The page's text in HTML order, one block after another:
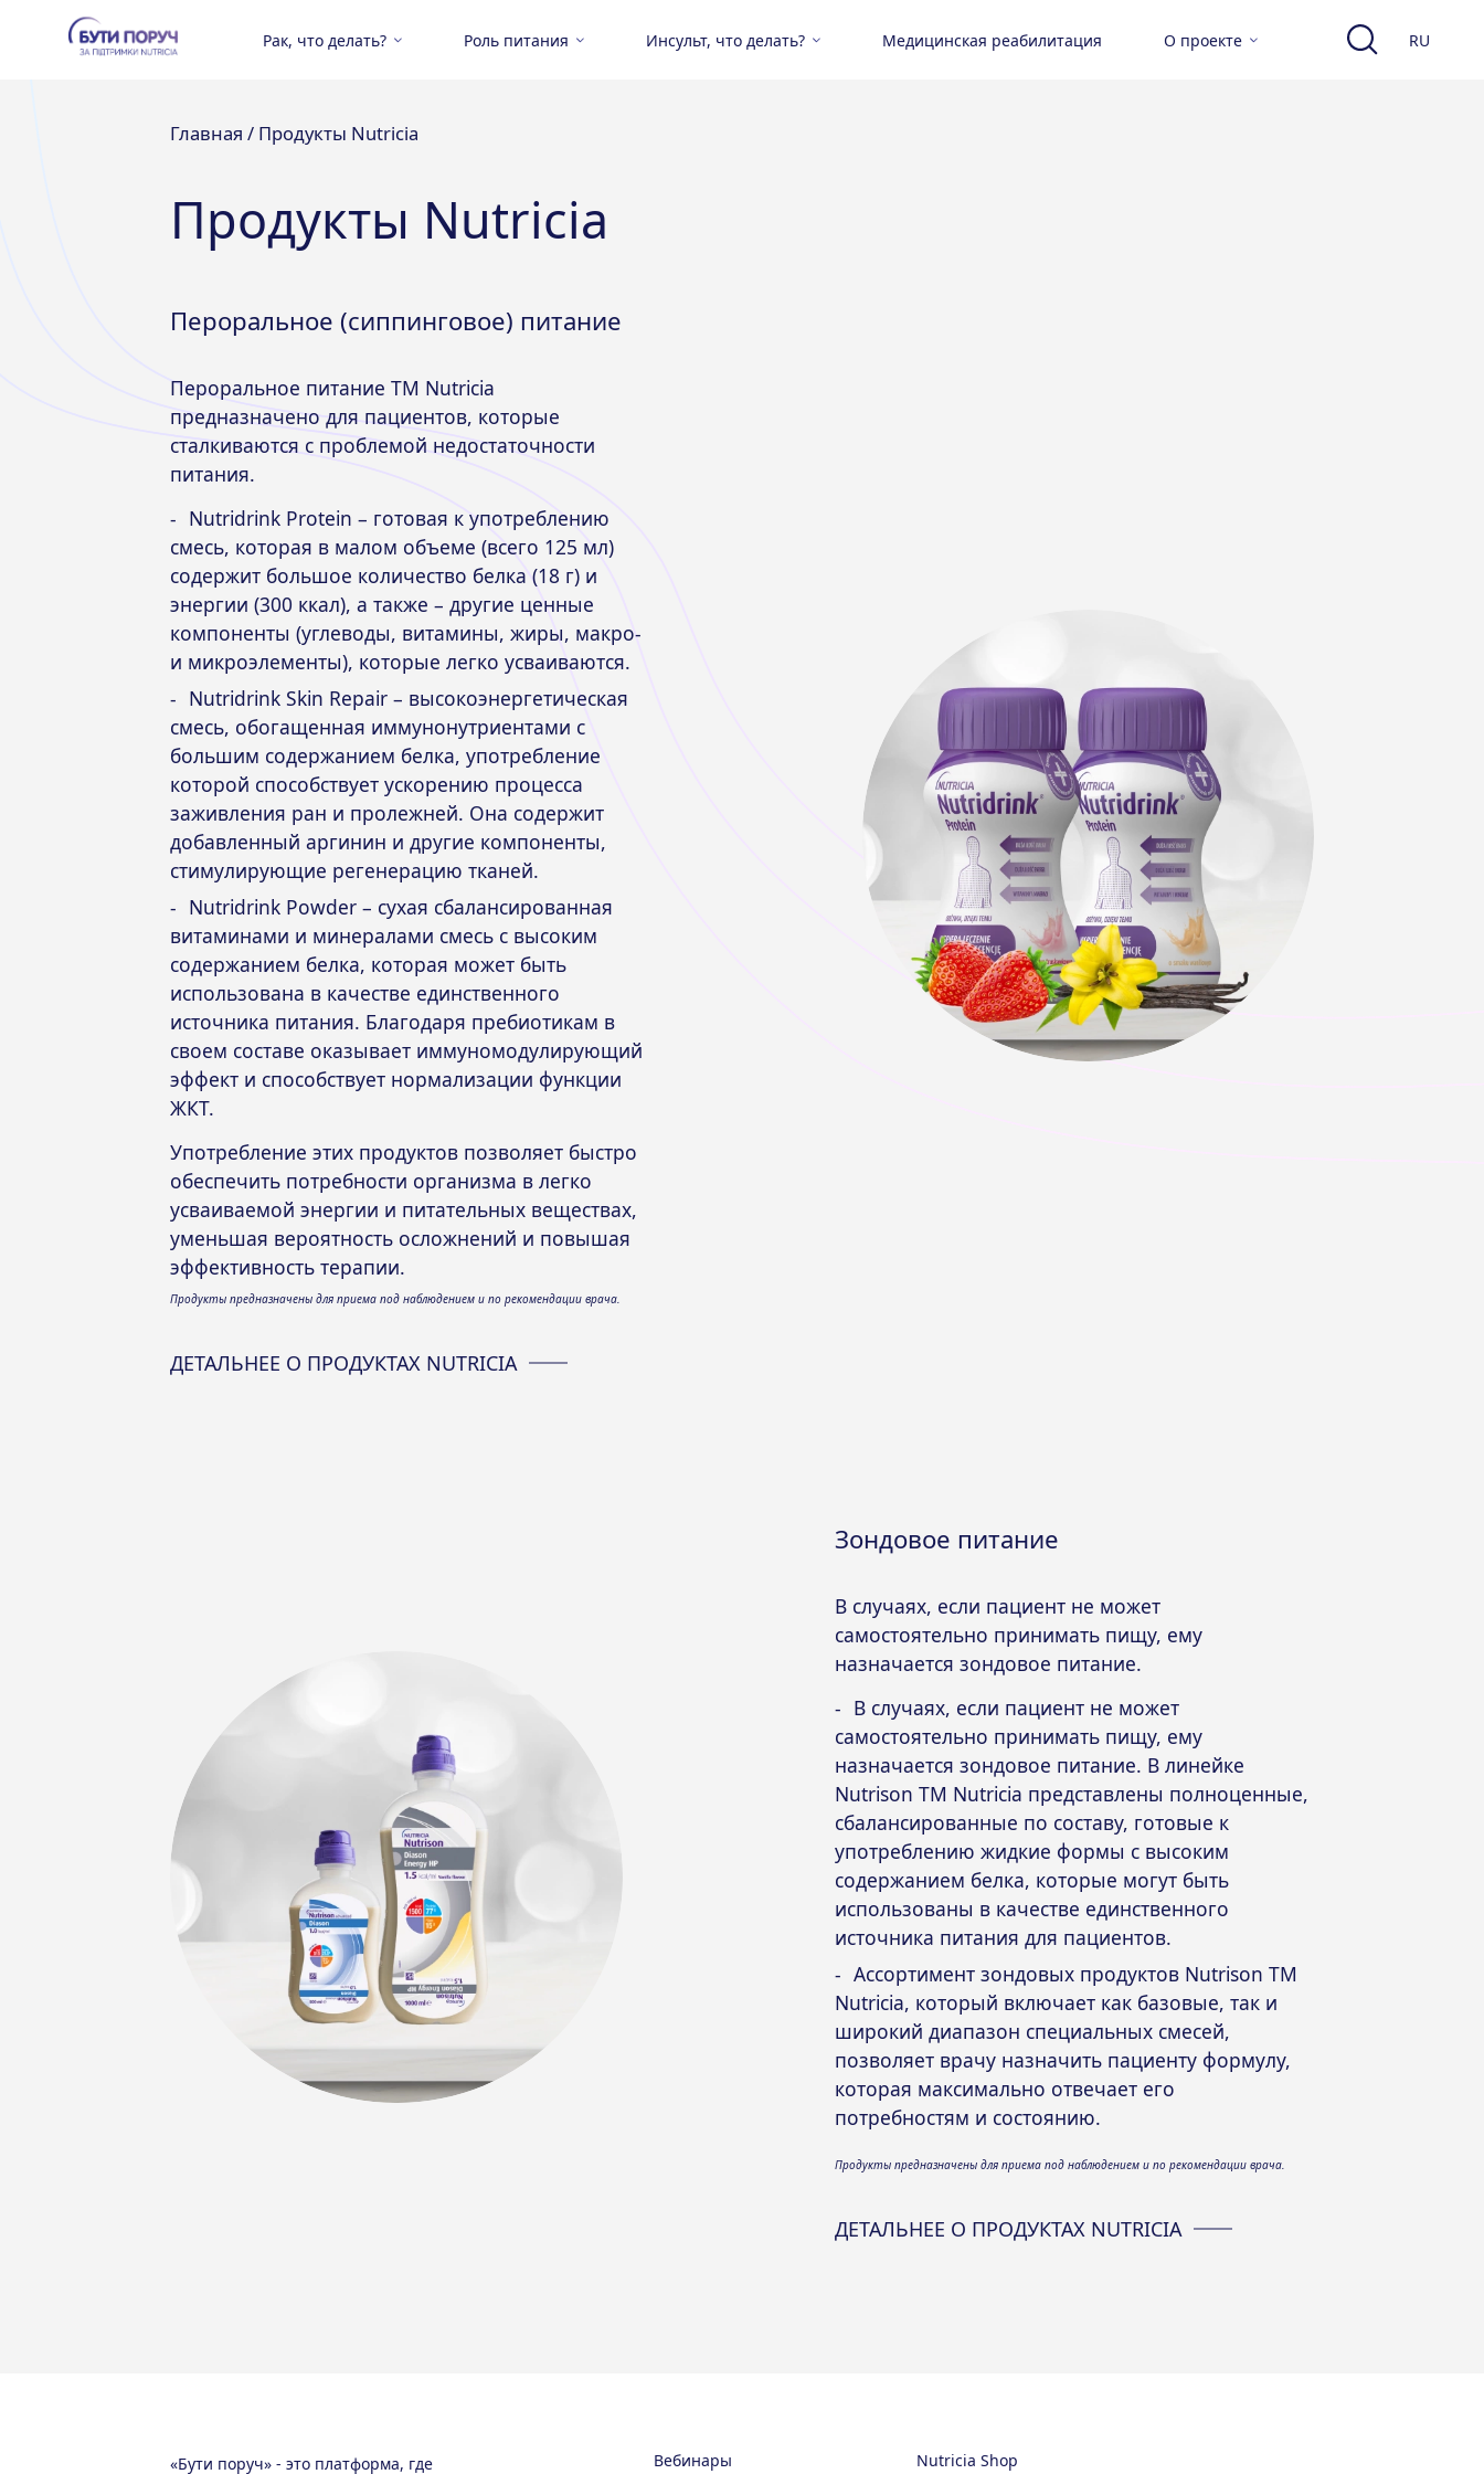
Рак, что делать? Роль питания Инсульт, что делать? Медицинская реабилитация О проекте RU
Главная / Продукты Nutricia
Продукты Nutricia
Пероральное (сиппинговое) питание
Пероральное питание ТМ Nutricia
предназначено для пациентов, которые
сталкиваются с проблемой недостаточности
питания.
Nutridrink Protein – готовая к употреблению
смесь, которая в малом объеме (всего 125 мл)
содержит большое количество белка (18 г) и
энергии (300 ккал), а также – другие ценные
компоненты (углеводы, витамины, жиры, макро-
и микроэлементы), которые легко усваиваются.
Nutridrink Skin Repair– высокоэнергетическая
смесь, обогащенная иммунонутриентами с
большим содержанием белка, употребление
которой способствует ускорению процесса
заживления ран и пролежней. Она содержит
добавленный аргинин и другие компоненты,
стимулирующие регенерацию тканей.
Nutridrink Powder– сухая сбалансированная
витаминами и минералами смесь с высоким
содержанием белка, которая может быть
использована в качестве единственного
источника питания. Благодаря пребиотикам в
своем составе оказывает иммуномодулирующий
эффект и способствует нормализации функции
ЖКТ.
Употребление этих продуктов позволяет быстро
обеспечить потребности организма в легко
усваиваемой энергии и питательных веществах,
уменьшая вероятность осложнений и повышая
эффективность терапии.
Продукты предназначены для приема под наблюдением и по рекомендации врача.
ДЕТАЛЬНЕЕ О ПРОДУКТАХ NUTRICIA
Зондовое питание
В случаях, если пациент не может
самостоятельно принимать пищу, ему
назначается зондовое питание.
В случаях, если пациент не может
самостоятельно принимать пищу, ему
назначается зондовое питание. В линейке
Nutrison ТМ Nutricia представлены полноценные,
сбалансированные по составу, готовые к
употреблению жидкие формы с высоким
содержанием белка, которые могут быть
использованы в качестве единственного
источника питания для пациентов.
Ассортимент зондовых продуктов Nutrison ТМ
Nutricia, который включает как базовые, так и
широкий диапазон специальных смесей,
позволяет врачу назначить пациенту формулу,
которая максимально отвечает его
потребностям и состоянию.
Продукты предназначены для приема под наблюдением и по рекомендации врача.
ДЕТАЛЬНЕЕ О ПРОДУКТАХ NUTRICIA
«Бути поруч» - это платформа, где Вебинары Nutricia Shop